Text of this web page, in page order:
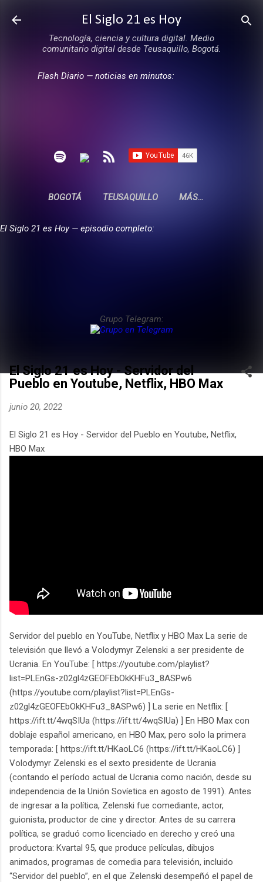
Ir al contenido principal
El Siglo 21 es Hoy
Tecnología, ciencia y cultura digital. Medio
comunitario digital desde Teusaquillo, Bogotá.
Flash Diario — noticias en minutos:
BOGOTÁ TEUSAQUILLO MÁS…
El Siglo 21 es Hoy — episodio completo:
Grupo Telegram:
El Siglo 21 es Hoy - Servidor del
Pueblo en Youtube, Netflix, HBO Max
junio 20, 2022
El Siglo 21 es Hoy - Servidor del Pueblo en Youtube, Netflix,
HBO Max
Servidor del pueblo en YouTube, Netflix y HBO Max La serie de
televisión que llevó a Volodymyr Zelenski a ser presidente de
Ucrania. En YouTube: [ https://youtube.com/playlist?
list=PLEnGs-z02gl4zGEOFEbOkKHFu3_8ASPw6
(https://youtube.com/playlist?list=PLEnGs-
z02gl4zGEOFEbOkKHFu3_8ASPw6) ] La serie en Netflix: [
https://ift.tt/4wqSIUa (https://ift.tt/4wqSIUa) ] En HBO Max con
doblaje español americano, en HBO Max, pero solo la primera
temporada: [ https://ift.tt/HKaoLC6 (https://ift.tt/HKaoLC6) ]
Volodymyr Zelenski es el sexto presidente de Ucrania
(contando el período actual de Ucrania como nación, desde su
independencia de la Unión Sovíetica en agosto de 1991). Antes
de ingresar a la política, Zelenski fue comediante, actor,
guionista, productor de cine y director. Antes de su carrera
política, se graduó como licenciado en derecho y creó una
productora: Kvartal 95, que produce películas, dibujos
animados, programas de comedia para televisión, incluido
“Servidor del pueblo”, en el que Zelenski desempeñó el papel de